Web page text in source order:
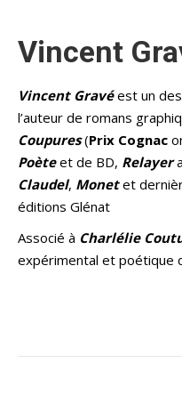
Vincent
Vincent Gravéest un
l’auteur de romans
Coupures(Prix Cognac
Poèteet de BD, Relayer
Claudel, Monetet
éditions Glénat
Associé à Charlélie
expérimental et poétique